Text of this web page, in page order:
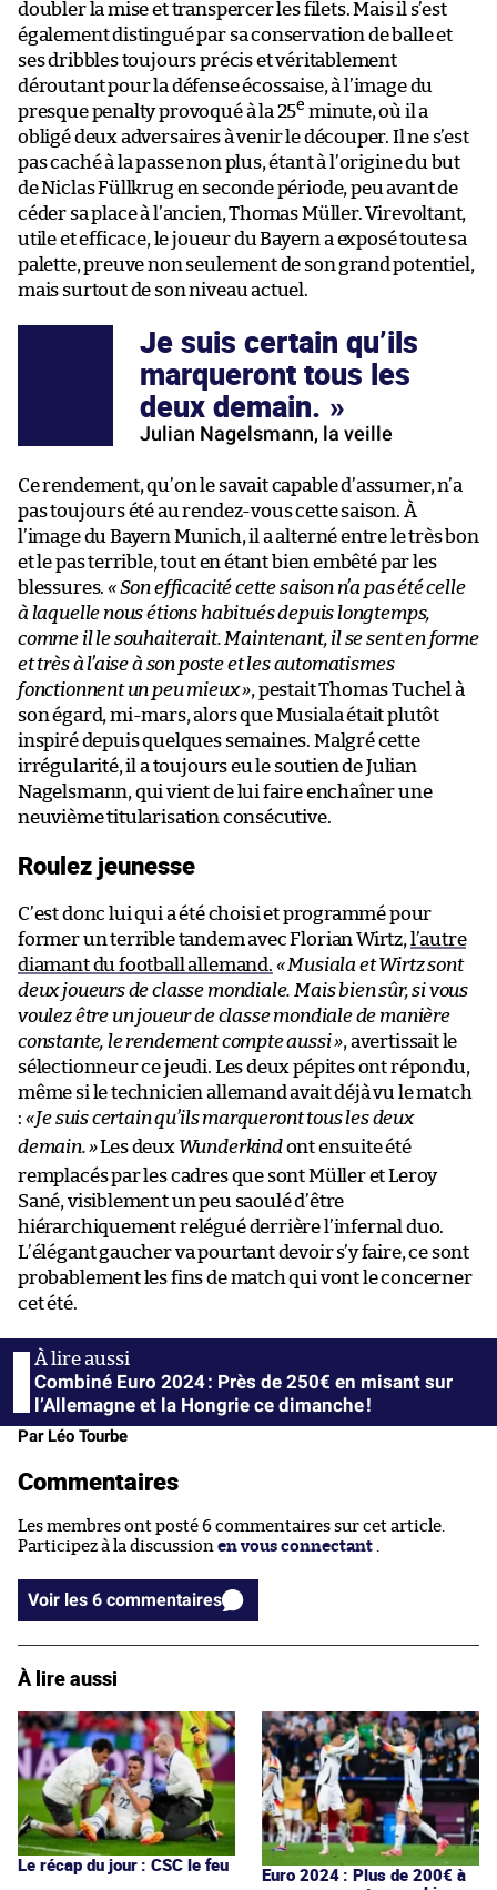
doubler la mise et transpercer les filets. Mais il s’est
également distingué par sa conservation de balle et
ses dribbles toujours précis et véritablement
déroutant pour la défense écossaise, à l’image du
presque penalty provoqué à la 25e minute, où il a
obligé deux adversaires à venir le découper. Il ne s’est
pas caché à la passe non plus, étant à l’origine du but
de Niclas Füllkrug en seconde période, peu avant de
céder sa place à l’ancien, Thomas Müller. Virevoltant,
utile et efficace, le joueur du Bayern a exposé toute sa
palette, preuve non seulement de son grand potentiel,
mais surtout de son niveau actuel.
Je suis certain qu’ils
marqueront tous les
deux demain.
Julian Nagelsmann, la veille
Ce rendement, qu’on le savait capable d’assumer, n’a
pas toujours été au rendez-vous cette saison. À
l’image du Bayern Munich, il a alterné entre le très bon
et le pas terrible, tout en étant bien embêté par les
blessures.« Son efficacité cette saison n’a pas été celle
à laquelle nous étions habitués depuis longtemps,
comme il le souhaiterait. Maintenant, il se sent en forme
et très à l’aise à son poste et les automatismes
fonctionnent un peu mieux », pestait Thomas Tuchel à
son égard, mi-mars, alors que Musiala était plutôt
inspiré depuis quelques semaines. Malgré cette
irrégularité, il a toujours eu le soutien de Julian
Nagelsmann, qui vient de lui faire enchaîner une
neuvième titularisation consécutive.
Roulez jeunesse
C’est donc lui qui a été choisi et programmé pour
former un terrible tandem avec Florian Wirtz, l’autre
diamant du football allemand. « Musiala et Wirtz sont
deux joueurs de classe mondiale. Mais bien sûr, si vous
voulez être un joueur de classe mondiale de manière
constante, le rendement compte aussi », avertissait le
sélectionneur ce jeudi. Les deux pépites ont répondu,
même si le technicien allemand avait déjà vu le match
: «Je suis certain qu’ils marqueront tous les deux
demain.»Les deux Wunderkindont ensuite été
remplacés par les cadres que sont Müller et Leroy
Sané, visiblement un peu saoulé d’être
hiérarchiquement relégué derrière l’infernal duo.
L’élégant gaucher va pourtant devoir s’y faire, ce sont
probablement les fins de match qui vont le concerner
cet été.
Combiné Euro 2024 : Près de 250€ en misant sur
l’Allemagne et la Hongrie ce dimanche !
Par Léo Tourbe
Commentaires
Les membres ont posté 6 commentaires sur cet article.
Participez à la discussion en vous connectant
Voir les 6 commentaires
À lire aussi
Le récap du jour : CSC le feu
Euro 2024 : Plus de 200€ à